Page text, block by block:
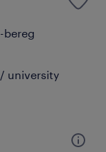
bereg
university